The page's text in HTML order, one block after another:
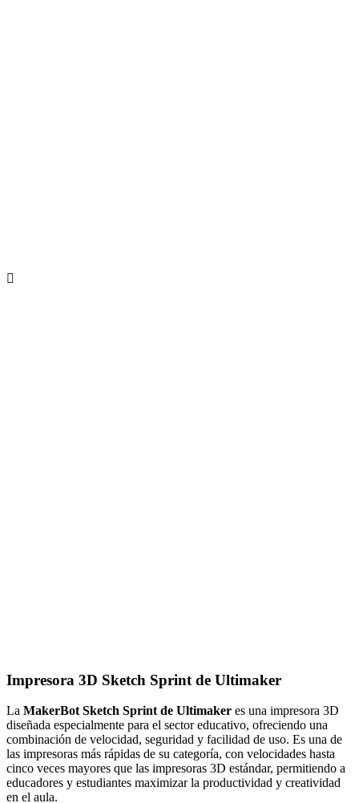
Impresora 3D Sketch Sprint de Ultimaker
La MakerBot Sketch Sprint de Ultimaker es una impresora 3D
diseñada especialmente para el sector educativo, ofreciendo una
combinación de velocidad, seguridad y facilidad de uso. Es una de
las impresoras más rápidas de su categoría, con velocidades hasta
cinco veces mayores que las impresoras 3D estándar, permitiendo a
educadores y estudiantes maximizar la productividad y creatividad
en el aula.